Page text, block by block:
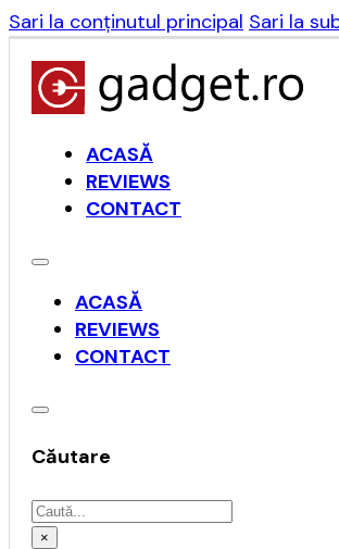
Sari la conținutul principal Sari la
ACASĂ
REVIEWS
CONTACT
ACASĂ
REVIEWS
CONTACT
Căutare
Caută
×